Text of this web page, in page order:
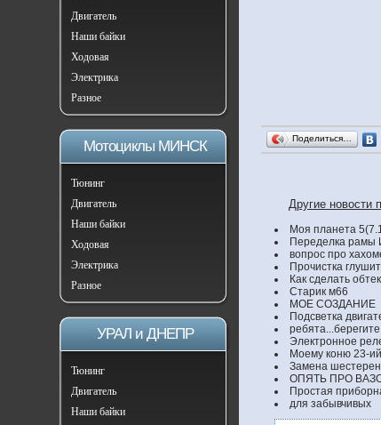
Двигатель
Наши байки
Ходовая
Электрика
Разное
Мотоциклы МИНСК
Тюнинг
Двигатель
Наши байки
Ходовая
Электрика
Разное
УРАЛ и ДНЕПР
Тюнинг
Двигатель
Наши байки
Поделиться…
Другие новости
Моя планета
Переделка рамы
вопрос про
Прочистка
Как сделать
Старик м66
МОЕ СОЗДАНИЕ
Подсветка
Электронное
Моему коню 23-
Замена
ОПЯТЬ ПРО
Простая
для забывчивых